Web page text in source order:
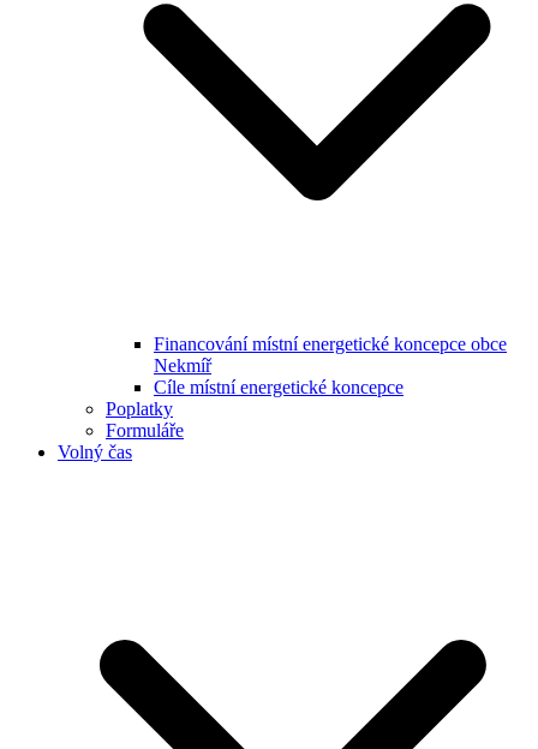
Financování místní energetické koncepce obce
Nekmíř
Cíle místní energetické koncepce
Poplatky
Formuláře
Volný čas